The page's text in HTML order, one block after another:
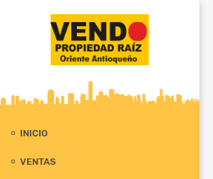
INICIO
VENTAS